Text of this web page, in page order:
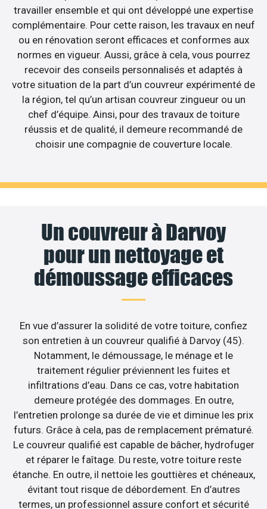
travailler ensemble et qui ont développé une expertise
complémentaire. Pour cette raison, les travaux en neuf
ou en rénovation seront efficaces et conformes aux
normes en vigueur. Aussi, grâce à cela, vous pourrez
recevoir des conseils personnalisés et adaptés à
votre situation de la part d’un couvreur expérimenté de
la région, tel qu’un artisan couvreur zingueur ou un
chef d’équipe. Ainsi, pour des travaux de toiture
réussis et de qualité, il demeure recommandé de
choisir une compagnie de couverture locale.
Un couvreur à Darvoy
pour un nettoyage et
démoussage efficaces
En vue d’assurer la solidité de votre toiture, confiez
son entretien à un couvreur qualifié à Darvoy (45).
Notamment, le démoussage, le ménage et le
traitement régulier préviennent les fuites et
infiltrations d’eau. Dans ce cas, votre habitation
demeure protégée des dommages. En outre,
l’entretien prolonge sa durée de vie et diminue les prix
futurs. Grâce à cela, pas de remplacement prématuré.
Le couvreur qualifié est capable de bâcher, hydrofuger
et réparer le faîtage. Du reste, votre toiture reste
étanche. En outre, il nettoie les gouttières et chéneaux,
évitant tout risque de débordement. En d’autres
termes, un professionnel assure confort et sécurité